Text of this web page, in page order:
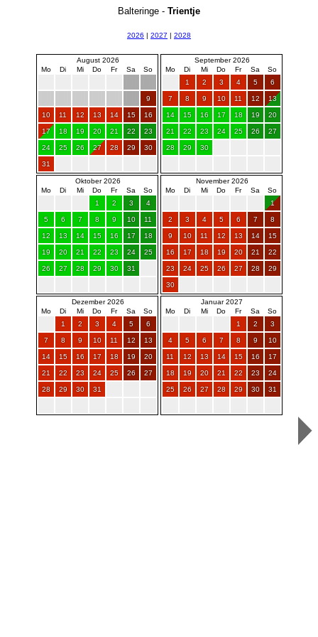
Balteringe - Trientje
2026 | 2027 | 2028
August 2026
Mo
Di Mi Do Fr Sa So
9
10 11 12 13 14 15 16
17 18 19 20 21 22 23
24 25 26 27 28 29 30
31
September 2026
Mo
Di Mi Do Fr Sa
So
1
2 3 4 5 6
7 8 9 10 11 12 13
14 15 16 17 18 19 20
21 22 23 24 25 26 27
28 29 30
Oktober 2026
Mo
Di Mi Do Fr Sa
So
1
2 3 4
5 6 7 8 9 10 11
12 13 14 15 16 17 18
19 20 21 22 23 24 25
26 27 28 29 30 31
November 2026
Mo
Di Mi Do Fr Sa
So
1
2 3 4 5 6 7 8
9 10 11 12 13 14 15
16 17 18 19 20 21 22
23 24 25 26 27 28 29
30
Dezember 2026
Mo
Di Mi Do Fr Sa
So
1
2 3 4 5 6
7 8 9 10 11 12 13
14 15 16 17 18 19 20
21 22 23 24 25 26 27
28 29 30 31
Januar 2027
Mo
Di Mi Do Fr Sa
So
1
2 3
4 5 6 7 8 9 10
11 12 13 14 15 16 17
18 19 20 21 22 23 24
25 26 27 28 29 30 31